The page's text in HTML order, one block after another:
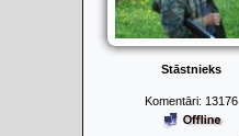
Stāstnieks
Komentāri: 13176